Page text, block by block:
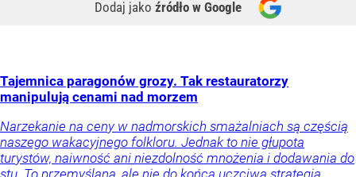
Dodaj jako źródło w Google
Tajemnica paragonów grozy. Tak restauratorzy
manipulują cenami nad morzem
Narzekanie na ceny w nadmorskich smażalniach są częścią
naszego wakacyjnego folkloru. Jednak to nie głupota
turystów, naiwność ani niezdolność mnożenia i dodawania do